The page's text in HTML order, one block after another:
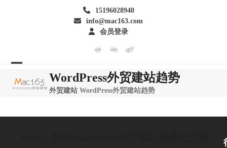
15196028940
info@mac163.com
会员登录
mobile
mobile
WordPress外贸建站趋势
外贸建站 WordPress外贸建站趋势